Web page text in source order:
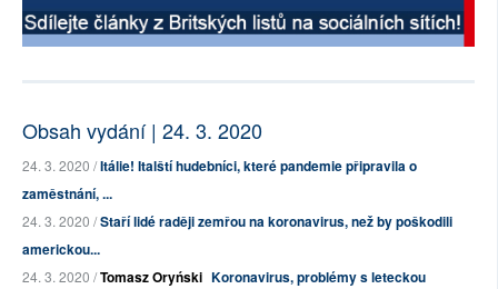
Obsah vydání | 24. 3. 2020
24. 3. 2020 /Itálie! Italští hudebníci, které pandemie připravila o
zaměstnání, ...
24. 3. 2020 /Staří lidé raději zemřou na koronavirus, než by poškodili
americkou...
24. 3. 2020 /Tomasz Oryński Koronavirus, problémy s leteckou